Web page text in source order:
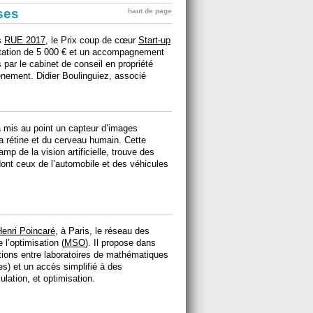
haut de page
RUE 2017 , le Prix coup de cœur Start-up
de 5 000 € et un accompagnement
le cabinet de conseil en propriété
Didier Boulinguiez, associé
au point un capteur d’images
rétine et du cerveau humain. Cette
de la vision artificielle, trouve des
ceux de l’automobile et des véhicules
Poincaré, à Paris, le réseau des
l’optimisation (MSO). Il propose dans
entre laboratoires de mathématiques
et un accès simplifié à des
et optimisation.